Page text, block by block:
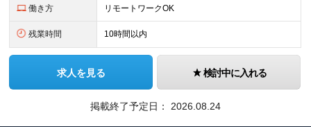
働き方 リモートワークOK
残業時間 10時間以内
求人を見る 検討中に入れる
掲載終了予定日： 2026.08.24